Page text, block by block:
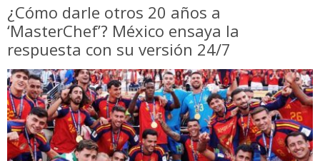
¿Cómo darle otros 20 años a
‘MasterChef’? México ensaya la
respuesta con su versión 24/7